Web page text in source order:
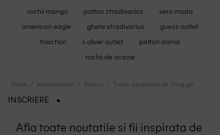
rochii mango
palton stradivarius
vero moda
american eagle
ghete stradivarius
guess outlet
triaction
s oliver outlet
palton dama
rochii de ocazie
Femei Imbracaminte Tricouri Tricou Jacqueline de Yong, gri
INSCRIERE
Afla toate noutatile si fii inspirata de